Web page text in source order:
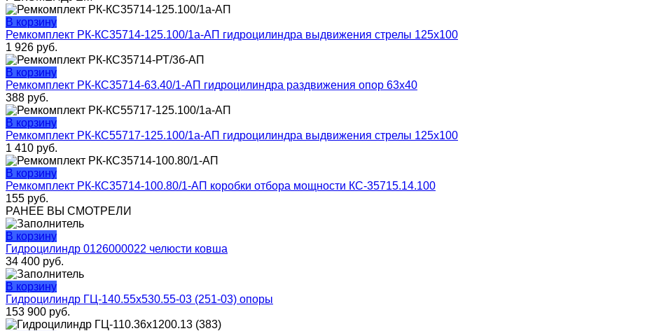
В корзину
Ремкомплект РК-КС35714-125.100/1а-АП гидроцилиндра выдвижения стрелы 125х100
1 926 руб.
В корзину
Ремкомплект РК-КС35714-63.40/1-АП гидроцилиндра раздвижения опор 63х40
388 руб.
В корзину
Ремкомплект РК-КС55717-125.100/1а-АП гидроцилиндра выдвижения стрелы 125х100
1 410 руб.
В корзину
Ремкомплект РК-КС35714-100.80/1-АП коробки отбора мощности КС-35715.14.100
155 руб.
РАНЕЕ ВЫ СМОТРЕЛИ
В корзину
Гидроцилиндр 0126000022 челюсти ковша
34 400 руб.
В корзину
Гидроцилиндр ГЦ-140.55х530.55-03 (251-03) опоры
153 900 руб.